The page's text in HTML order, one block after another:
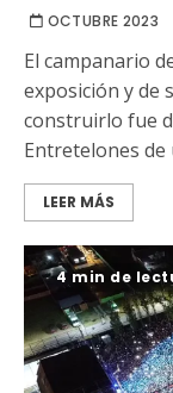
OCTUBRE 2023
El campanario
exposición y de
construirlo fue
Entretelones
LEER MÁS
4 min de